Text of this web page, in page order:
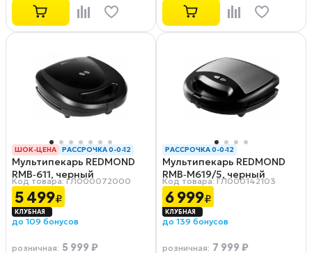
ШОК-ЦЕНА РАССРОЧКА 0-0-12
Мультипекарь REDMOND
RMB‑611, черный
Код товара: ГЛ000072000
5 499₽
до 109 бонусов
розничная: 5 999 ₽
РАССРОЧКА 0-0-12
Мультипекарь REDMOND
RMB‑M619/5, черный
Код товара: ГЛ000142103
6 999₽
до 139 бонусов
розничная: 7 999 ₽